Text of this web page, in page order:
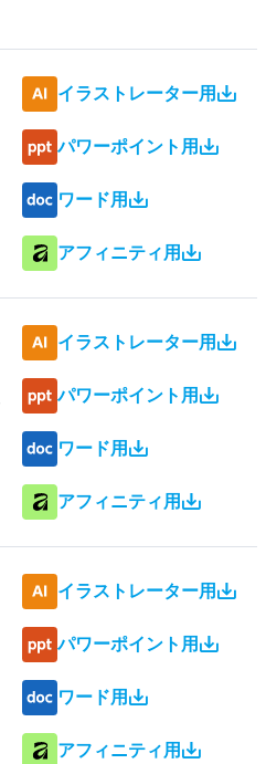
イラストレーター用
パワーポイント用
ワード用
アフィニティ用
イラストレーター用
パワーポイント用
ワード用
アフィニティ用
イラストレーター用
パワーポイント用
ワード用
アフィニティ用